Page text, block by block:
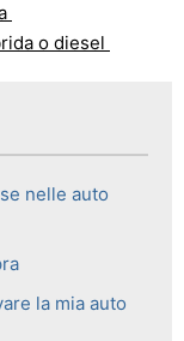
o diesel
nelle auto
la mia auto